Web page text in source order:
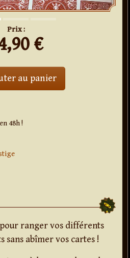
Prix :
€
48h !
au panier' . Etui simple (lot
ranger vos différents
sans abîmer vos cartes !